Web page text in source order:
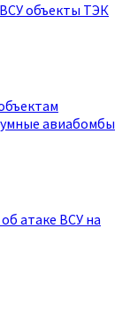
объекты ТЭК
авиабомбы
атаке ВСУ на